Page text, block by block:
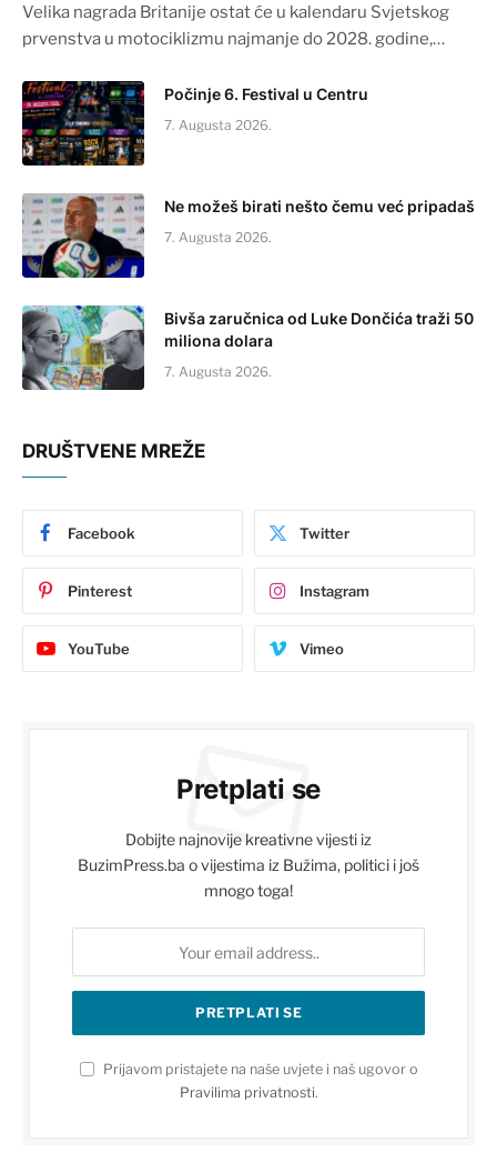
Velika nagrada Britanije ostat će u kalendaru Svjetskog
prvenstva u motociklizmu najmanje do 2028. godine,…
Počinje 6. Festival u Centru
7. Augusta 2026.
Ne možeš birati nešto čemu već pripadaš
7. Augusta 2026.
Bivša zaručnica od Luke Dončića traži 50
miliona dolara
7. Augusta 2026.
DRUŠTVENE MREŽE
Facebook Twitter
Pinterest Instagram
YouTube Vimeo
Pretplati se
Dobijte najnovije kreativne vijesti iz
BuzimPress.ba o vijestima iz Bužima, politici i još
mnogo toga!
Prijavom pristajete na naše uvjete i naš ugovor o
Pravilima privatnosti.